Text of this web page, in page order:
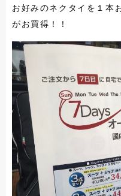
お好みのネクタイを１本
がお買得！！